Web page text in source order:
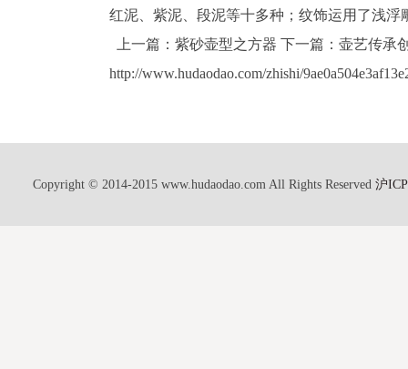
红泥、紫泥、段泥等十多种；纹饰运用了浅
上一篇：紫砂壶型之方器 下一篇：壶艺传
http://www.hudaodao.com/zhishi/
Copyright © 2014-2015 www.hudaodao.com All Rights Reserved 沪